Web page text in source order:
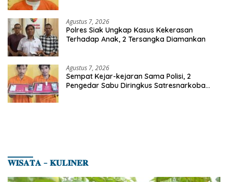
Agustus 7, 2026
Polres Siak Ungkap Kasus Kekerasan
Terhadap Anak, 2 Tersangka Diamankan
Agustus 7, 2026
Sempat Kejar-kejaran Sama Polisi, 2
Pengedar Sabu Diringkus Satresnarkoba
𝐖𝐈𝐒𝐀𝐓𝐀 – 𝐊𝐔𝐋𝐈𝐍𝐄𝐑